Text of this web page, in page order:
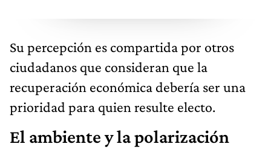
Su percepción es compartida por otros
ciudadanos que consideran que la
recuperación económica debería ser una
prioridad para quien resulte electo.
El ambiente y la polarización